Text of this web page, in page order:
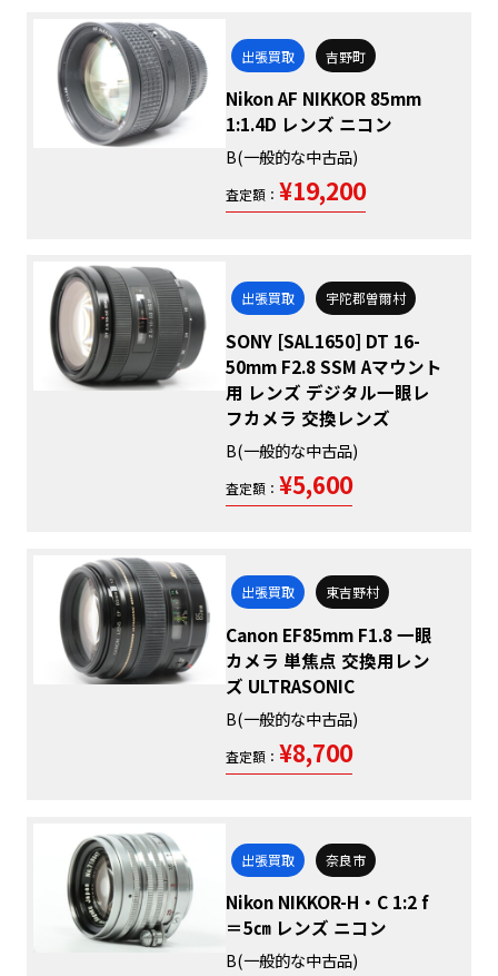
出張買取 吉野町
Nikon AF NIKKOR 85mm
1:1.4D レンズ ニコン
B(一般的な中古品)
査定額： ¥19,200
出張買取 宇陀郡曽爾村
SONY [SAL1650] DT 16-
50mm F2.8 SSM Aマウント
用 レンズ デジタル一眼レ
フカメラ 交換レンズ
B(一般的な中古品)
査定額： ¥5,600
出張買取 東吉野村
Canon EF85mm F1.8 一眼
カメラ 単焦点 交換用レン
ズ ULTRASONIC
B(一般的な中古品)
査定額： ¥8,700
出張買取 奈良市
Nikon NIKKOR-H・C 1:2 f
＝5㎝ レンズ ニコン
B(一般的な中古品)